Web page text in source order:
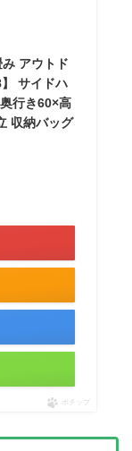
アウトド
サイドハ
行き60×高
収納バッグ
ポチップ